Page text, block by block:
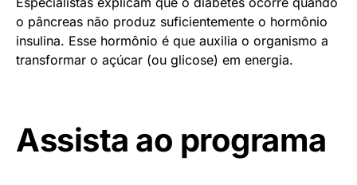
o pâncreas não produz suficientemente o hormônio
insulina. Esse hormônio é que auxilia o organismo a
transformar o açúcar (ou glicose) em energia.
Assista ao programa